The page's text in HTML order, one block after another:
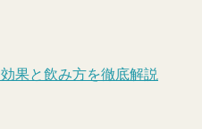
果と飲み方を徹底解説